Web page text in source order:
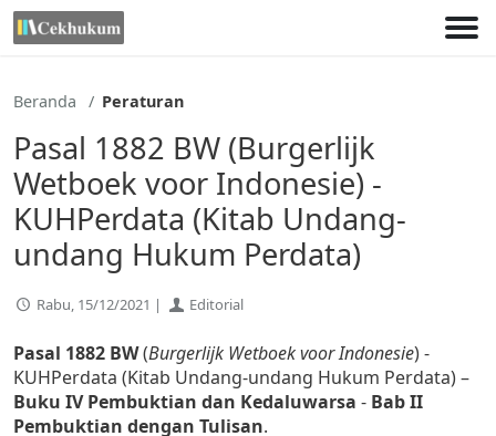
Lewati
ke
Beranda Peraturan
Pasal 1882 BW (Burgerlijk
Wetboek voor Indonesie) -
KUHPerdata (Kitab Undang-
undang Hukum Perdata)
Rabu, 15/12/2021 | Editorial
Pasal 1882 BW(Burgerlijk Wetboek voor Indonesie) -
KUHPerdata (Kitab Undang-undang Hukum Perdata) –
Buku IV Pembuktian dan Kedaluwarsa - Bab II
Pembuktian dengan Tulisan.